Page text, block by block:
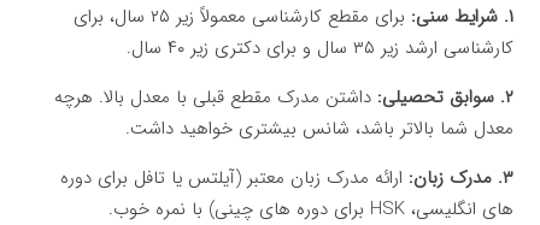
۱. شرایط سنی:
برای مقطع کارشناسی معمولاً زیر ۲۵ سال، برای
کارشناسی ارشد زیر ۳۵ سال و برای دکتری زیر ۴۰ سال.
۲. سوابق تحصیلی:
داشتن مدرک مقطع قبلی با معدل بالا. هرچه
معدل شما بالاتر باشد، شانس بیشتری خواهید داشت.
۳. مدرک زبان:
ارائه مدرک زبان معتبر (آیلتس یا تافل برای دوره
های انگلیسی، HSK برای دوره های چینی) با نمره خوب.